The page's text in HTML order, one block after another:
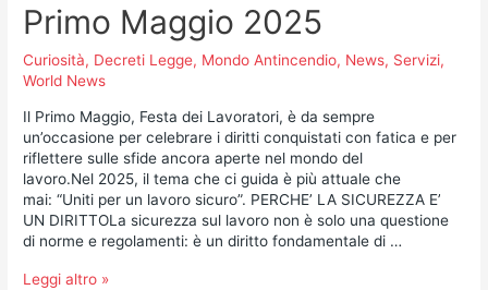
Primo Maggio 2025
Curiosità, Decreti Legge, Mondo Antincendio, News, Servizi,
World News
Il Primo Maggio, Festa dei Lavoratori, è da sempre
un’occasione per celebrare i diritti conquistati con fatica e per
riflettere sulle sfide ancora aperte nel mondo del
lavoro.Nel 2025, il tema che ci guida è più attuale che
mai: “Uniti per un lavoro sicuro”. PERCHE’ LA SICUREZZA E’
UN DIRITTOLa sicurezza sul lavoro non è solo una questione
di norme e regolamenti: è un diritto fondamentale di …
Leggi altro »